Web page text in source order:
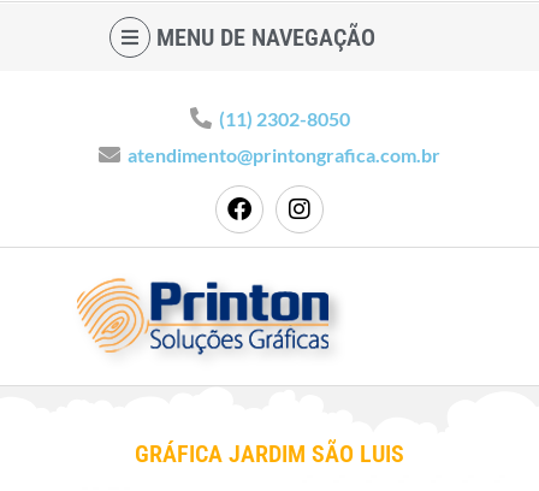
MENU DE NAVEGAÇÃO
(11) 2302-8050
atendimento@printongrafica.com.br
GRÁFICA JARDIM SÃO LUIS